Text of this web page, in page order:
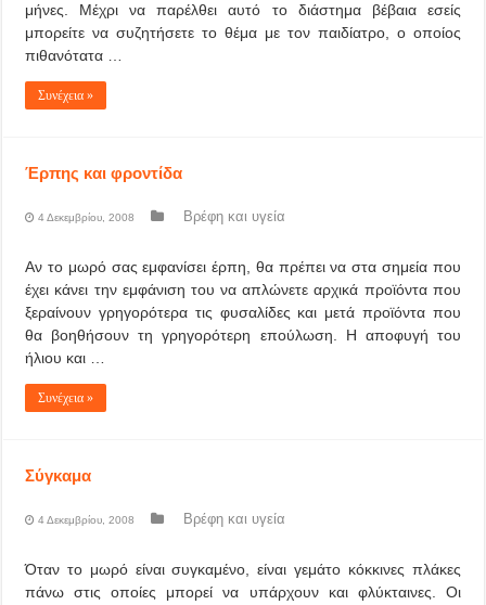
μήνες. Μέχρι να παρέλθει αυτό το διάστημα βέβαια εσείς
μπορείτε να συζητήσετε το θέμα με τον παιδίατρο, ο οποίος
πιθανότατα …
Συνέχεια »
Έρπης και φροντίδα
4 Δεκεμβρίου, 2008 Βρέφη και υγεία
Αν το μωρό σας εμφανίσει έρπη, θα πρέπει να στα σημεία που
έχει κάνει την εμφάνιση του να απλώνετε αρχικά προϊόντα που
ξεραίνουν γρηγορότερα τις φυσαλίδες και μετά προϊόντα που
θα βοηθήσουν τη γρηγορότερη επούλωση. Η αποφυγή του
ήλιου και …
Συνέχεια »
Σύγκαμα
4 Δεκεμβρίου, 2008 Βρέφη και υγεία
Όταν το μωρό είναι συγκαμένο, είναι γεμάτο κόκκινες πλάκες
πάνω στις οποίες μπορεί να υπάρχουν και φλύκταινες. Οι